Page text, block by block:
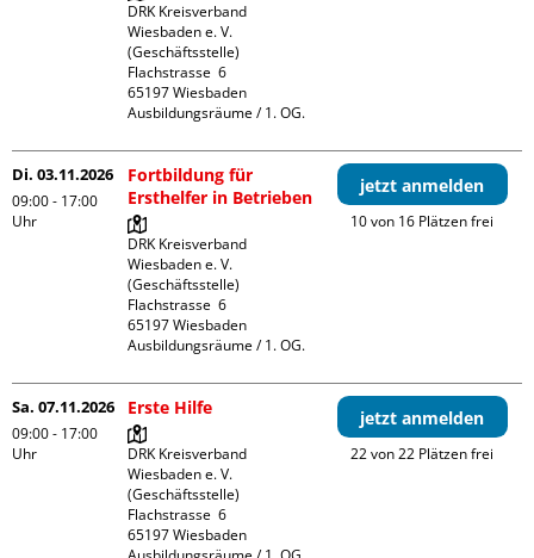
DRK Kreisverband
Wiesbaden e. V.
(Geschäftsstelle)
Flachstrasse  6
65197 Wiesbaden
Ausbildungsräume / 1. OG.
Di. 03.11.2026
09:00 - 17:00
Uhr
Fortbildung für
Ersthelfer in Betrieben
DRK Kreisverband
Wiesbaden e. V.
(Geschäftsstelle)
Flachstrasse  6
65197 Wiesbaden
Ausbildungsräume / 1. OG.
jetzt anmelden
10 von 16 Plätzen frei
Sa. 07.11.2026
09:00 - 17:00
Uhr
Erste Hilfe
DRK Kreisverband
Wiesbaden e. V.
(Geschäftsstelle)
Flachstrasse  6
65197 Wiesbaden
jetzt anmelden
22 von 22 Plätzen frei